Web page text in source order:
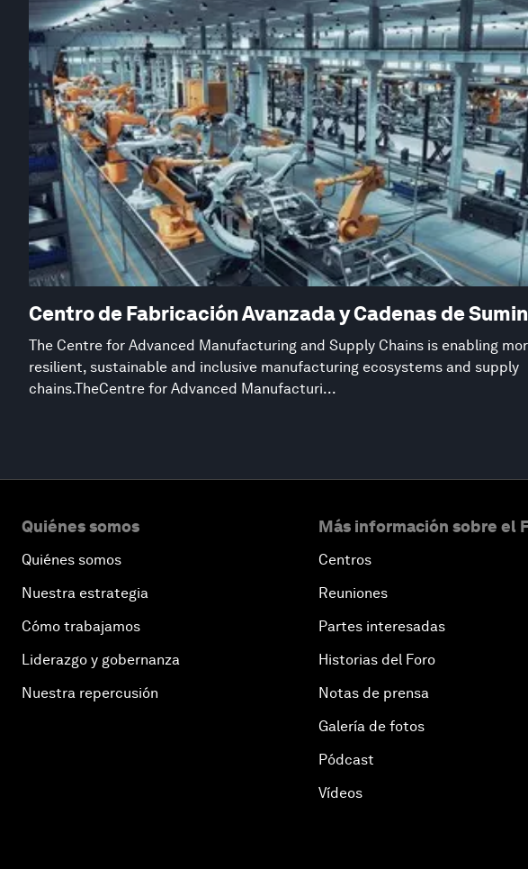
Centro de Fabricación Avanzada y Cadenas de
The Centre for Advanced Manufacturing and Supply Chains is enabling
resilient, sustainable and inclusive manufacturing ecosystems and supply
chains.TheCentre for Advanced Manufacturi...
Quiénes somos
Quiénes somos
Nuestra estrategia
Cómo trabajamos
Liderazgo y gobernanza
Nuestra repercusión
Más información sobre el
Centros
Reuniones
Partes interesadas
Historias del Foro
Notas de prensa
Galería de fotos
Pódcast
Vídeos